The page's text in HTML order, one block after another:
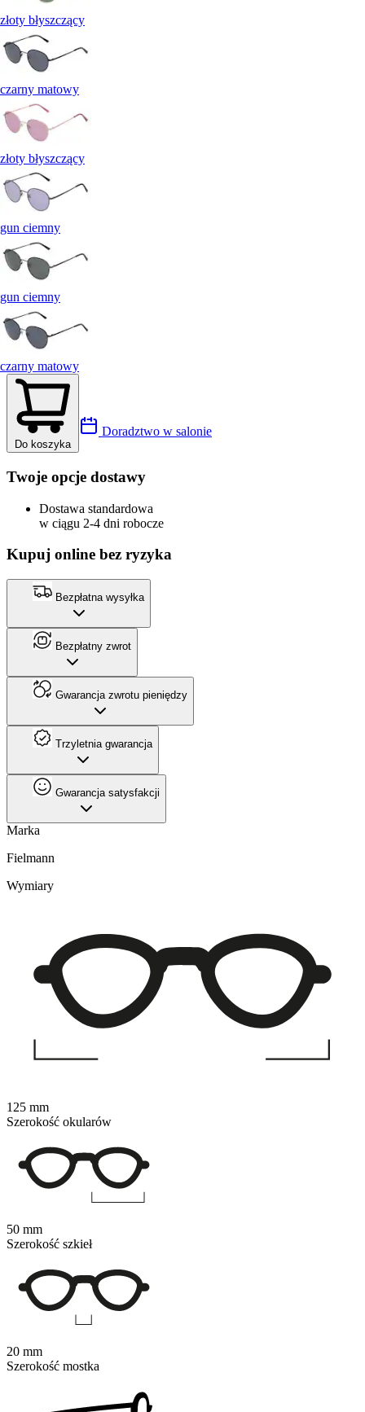
złoty błyszczący
czarny matowy
złoty błyszczący
gun ciemny
gun ciemny
czarny matowy
Do koszyka
Doradztwo w salonie
Twoje opcje dostawy
Dostawa standardowa
w ciągu 2-4 dni robocze
Kupuj online bez ryzyka
Bezpłatna wysyłka
Bezpłatny zwrot
Gwarancja zwrotu pieniędzy
Trzyletnia gwarancja
Gwarancja satysfakcji
Marka
Fielmann
Wymiary
125 mm
Szerokość okularów
50 mm
Szerokość szkieł
20 mm
Szerokość mostka